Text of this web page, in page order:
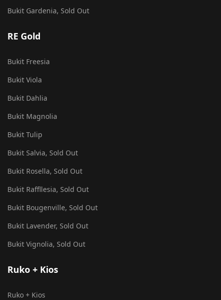
Bukit Gardenia, Sold Out
RE Gold
Bukit Freesia
Bukit Viola
Bukit Dahlia
Bukit Magnolia
Bukit Tulip
Bukit Salvia, Sold Out
Bukit Rosella, Sold Out
Bukit Raffllesia, Sold Out
Bukit Bougenville, Sold Out
Bukit Lavender, Sold Out
Bukit Vignolia, Sold Out
Ruko + Kios
Ruko + Kios